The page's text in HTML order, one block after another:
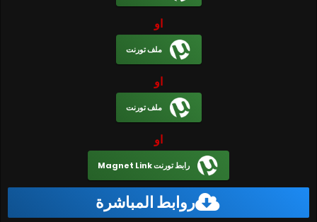
او
ملف تورنت
او
ملف تورنت
او
رابط تورنت Magnet Link
روابط المباشرة